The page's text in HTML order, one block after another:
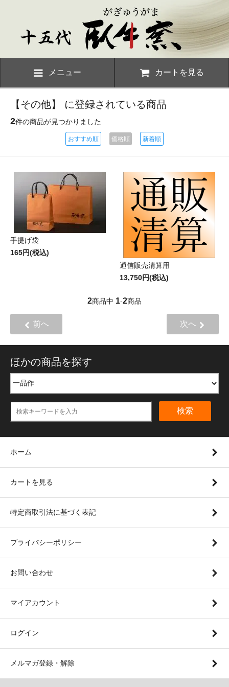
メニュー カートを見る
【その他】 に登録されている商品
2件の商品が見つかりました
おすすめ順 価格順 新着順
手提げ袋
165円(税込)
通信販売清算用
13,750円(税込)
2商品中 1-2商品
前へ 次へ
ほかの商品を探す
検索
ホーム
カートを見る
特定商取引法に基づく表記
プライバシーポリシー
お問い合わせ
マイアカウント
ログイン
メルマガ登録・解除